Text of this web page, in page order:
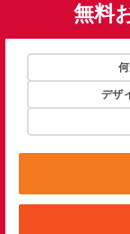
無料
デザ